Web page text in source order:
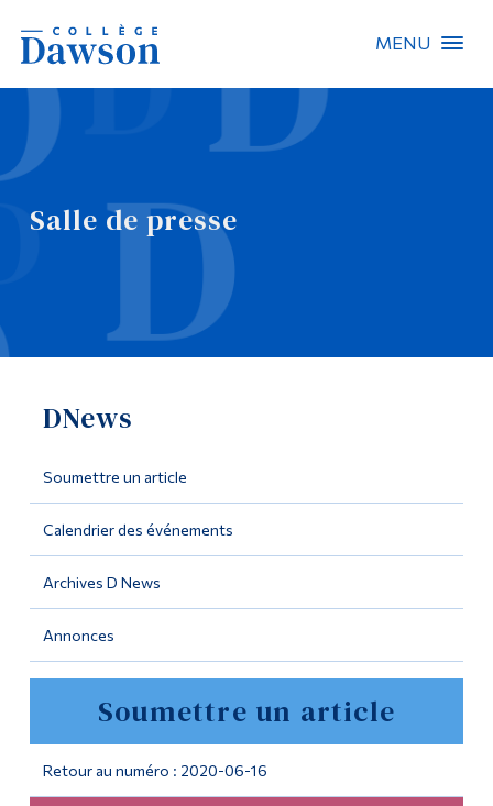
MENU
Salle de presse
DNews
Soumettre un article
Calendrier des événements
Archives D News
Annonces
Soumettre un article
Retour au numéro : 2020-06-16
Recherche sur le site
Recherche de personnes
EN
Omnivox
Outils
Programmes
Formation continue
Admissions